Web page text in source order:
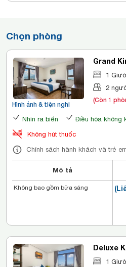
Chọn phòng
Hình ảnh & tiện nghi
Grand
1
2
(Còn 1
Nhìn ra biển Điều hòa không
Không hút thuốc
Chính sách hành khách và trẻ
Mô tả
Không bao gồm bữa sáng
Deluxe
1